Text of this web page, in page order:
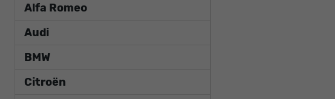
Alfa Romeo
Audi
BMW
Citroën